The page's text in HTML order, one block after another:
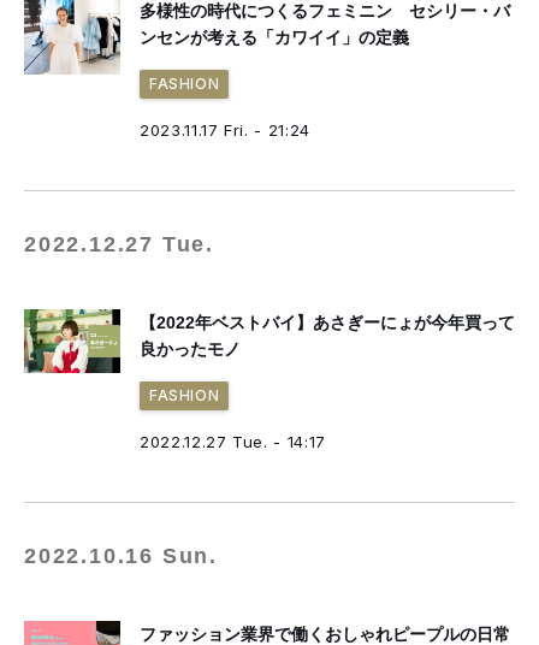
多様性の時代につくるフェミニン セシリー・バ
ンセンが考える「カワイイ」の定義
FASHION
2023.11.17 Fri. - 21:24
2022.12.27 Tue.
【2022年ベストバイ】あさぎーにょが今年買って
良かったモノ
FASHION
2022.12.27 Tue. - 14:17
2022.10.16 Sun.
ファッション業界で働くおしゃれピープルの日常